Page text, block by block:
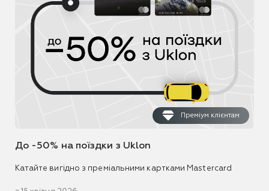
Преміум клієнтам
До -50% на поїздки з Uklon
Катайте вигідно з преміальними картками Mastercard